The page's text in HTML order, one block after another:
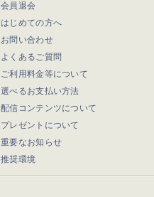
会員退会
はじめての方へ
お問い合わせ
よくあるご質問
ご利用料金等について
選べるお支払い方法
配信コンテンツについて
プレゼントについて
重要なお知らせ
推奨環境